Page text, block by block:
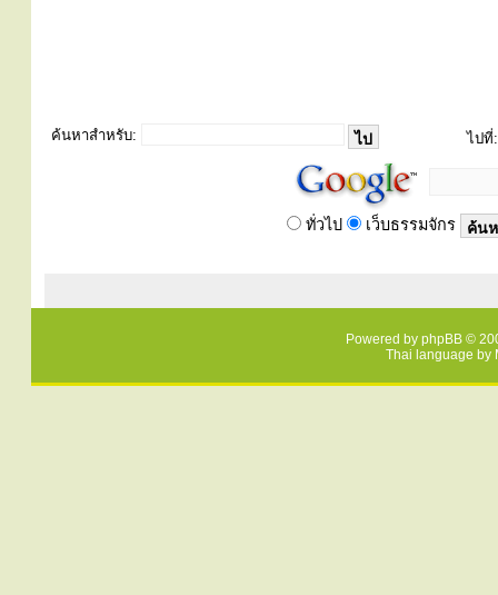
ค้นหาสำหรับ: ไปที่:
ทั่วไป เว็บธรรมจักร
Powered by phpBB ©
Thai language by